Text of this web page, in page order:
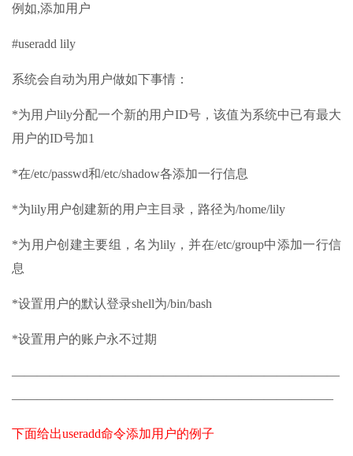
例如,添加用户
#useradd lily
系统会自动为用户做如下事情：
*为用户lily分配一个新的用户ID号，该值为系统中已有最大
用户的ID号加1
*在/etc/passwd和/etc/shadow各添加一行信息
*为lily用户创建新的用户主目录，路径为/home/lily
*为用户创建主要组，名为lily，并在/etc/group中添加一行信
息
*设置用户的默认登录shell为/bin/bash
*设置用户的账户永不过期
——————————————————————————
—————————————————————————–
下面给出useradd命令添加用户的例子